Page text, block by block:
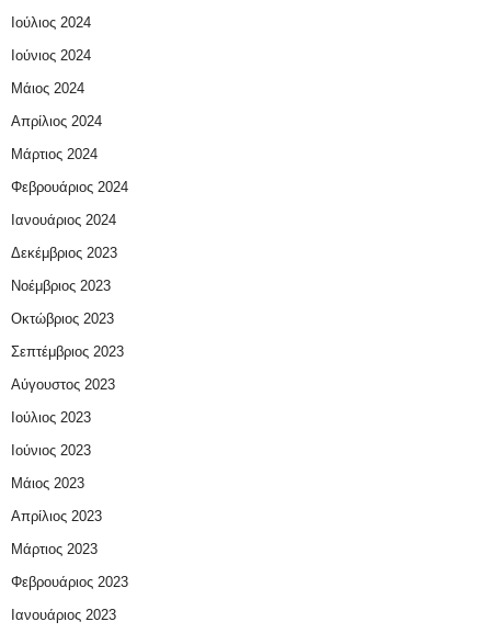
Ιούλιος 2024
Ιούνιος 2024
Μάιος 2024
Απρίλιος 2024
Μάρτιος 2024
Φεβρουάριος 2024
Ιανουάριος 2024
Δεκέμβριος 2023
Νοέμβριος 2023
Οκτώβριος 2023
Σεπτέμβριος 2023
Αύγουστος 2023
Ιούλιος 2023
Ιούνιος 2023
Μάιος 2023
Απρίλιος 2023
Μάρτιος 2023
Φεβρουάριος 2023
Ιανουάριος 2023